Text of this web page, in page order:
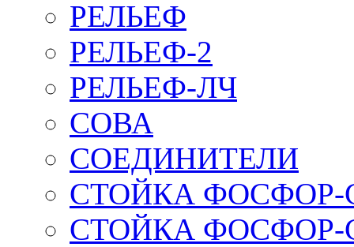
РЕЛЬЕФ
РЕЛЬЕФ-2
РЕЛЬЕФ-ЛЧ
СОВА
СОЕДИНИТЕЛИ
СТОЙКА ФОСФОР-
СТОЙКА ФОСФОР-